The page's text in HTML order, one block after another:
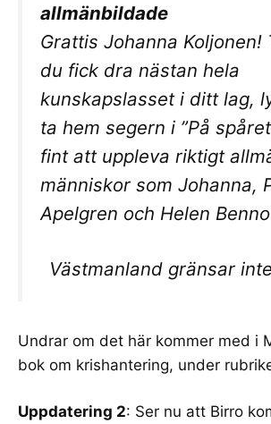
allmänbildade
Grattis Johanna Koljonen!
du fick dra nästan hela
kunskapslasset i ditt lag,
ta hem segern i ”På
fint att uppleva riktigt
människor som Johanna,
Apelgren och Helen
Västmanland gränsar
Undrar om det här kommer med i
bok om krishantering, under
Uppdatering 2: Ser nu att Birro